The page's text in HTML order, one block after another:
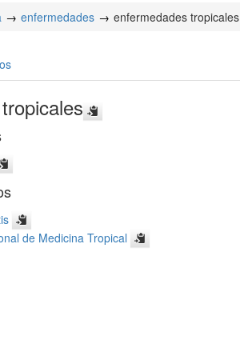
enfermedades enfermedades tropicales
de Medicina Tropical